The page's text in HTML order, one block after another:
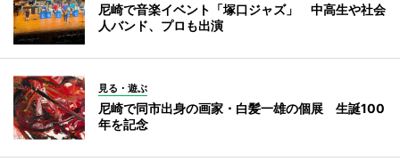
尼崎で音楽イベント「塚口ジャズ」 中高生や社会
人バンド、プロも出演
見る・遊ぶ
尼崎で同市出身の画家・白髪一雄の個展 生誕100
年を記念